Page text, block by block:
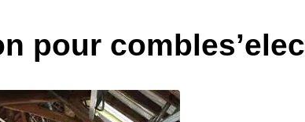
pour combles’elec